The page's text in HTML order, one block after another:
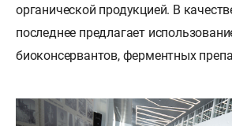
органической продукцией. В
последнее предлагает
биоконсервантов, ферментных